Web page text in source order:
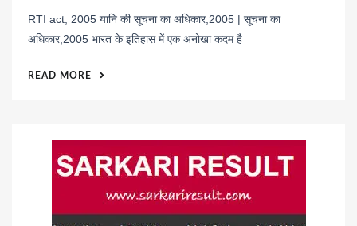
RTI act, 2005 यानि की सूचना का अधिकार,2005 | सूचना का
अधिकार,2005 भारत के इतिहास में एक अनोखा कदम है
READ MORE